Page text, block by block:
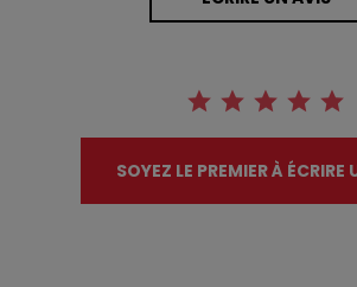
SOYEZ LE PREMIER À ÉCRIRE